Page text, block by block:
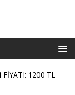
1200 TL